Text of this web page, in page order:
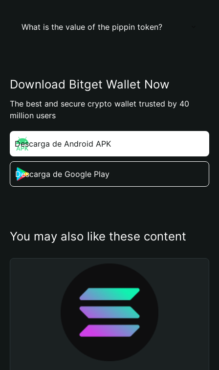
What is the value of the pippin token?
Download Bitget Wallet Now
The best and secure crypto wallet trusted by 40
million users
Descarga de Android APK
Descarga de Google Play
You may also like these content